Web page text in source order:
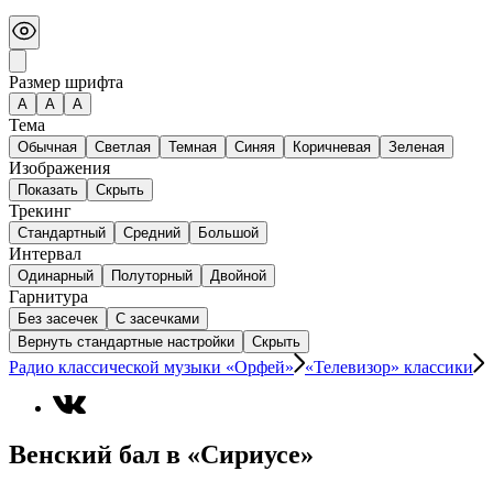
Размер шрифта
А A A
Тема
Обычная Светлая Темная Синяя Коричневая Зеленая
Изображения
Показать Скрыть
Трекинг
Стандартный Средний Большой
Интервал
Одинарный Полуторный Двойной
Гарнитура
Без засечек
С засечками
Вернуть стандартные настройки
Скрыть
Радио классической музыки «Орфей» «Телевизор» классики
Венский бал в «Сириусе»